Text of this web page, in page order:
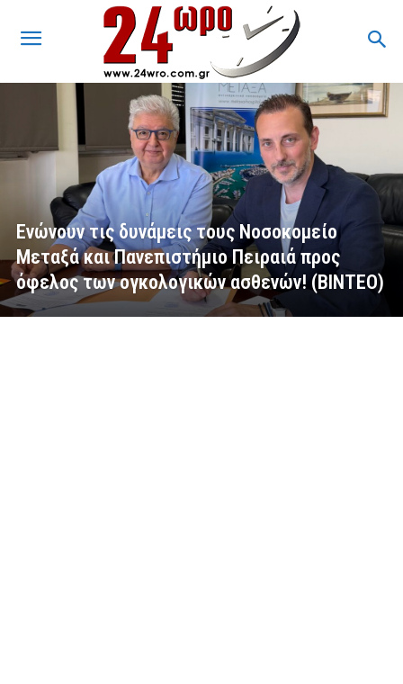
Ενώνουν τις δυνάμεις τους Νοσοκομείο
Μεταξά και Πανεπιστήμιο Πειραιά προς
όφελος των ογκολογικών ασθενών! (ΒΙΝΤΕΟ)